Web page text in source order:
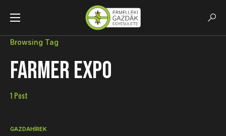
Browsing Tag
Farmer Expo
1 Post
GAZDAHÍREK